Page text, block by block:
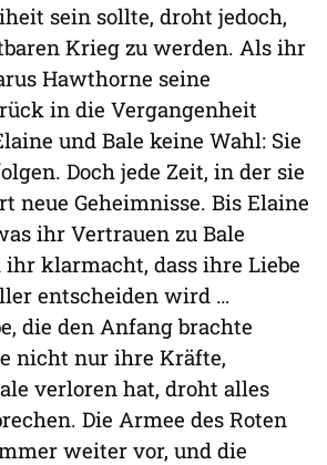
sein sollte, droht jedoch,
Krieg zu werden. Als ihr
Hawthorne seine
in die Vergangenheit
und Bale keine Wahl: Sie
Doch jede Zeit, in der sie
neue Geheimnisse. Bis Elaine
ihr Vertrauen zu Bale
klarmacht, dass ihre Liebe
entscheiden wird …
die den Anfang brachte
nicht nur ihre Kräfte,
verloren hat, droht alles
Die Armee des Roten
weiter vor, und die